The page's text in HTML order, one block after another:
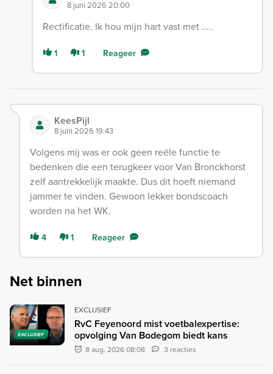
8 juni 2026 20:00
Rectificatie. Ik hou mijn hart vast met …..
1 1 Reageer
KeesPijl
8 juni 2026 19:43
Volgens mij was er ook geen reële functie te
bedenken die een terugkeer voor Van Bronckhorst
zelf aantrekkelijk maakte. Dus dit hoeft niemand
jammer te vinden. Gewoon lekker bondscoach
worden na het WK.
4 1 Reageer
Net binnen
EXCLUSIEF
EXCLUSIEF
RvC Feyenoord mist voetbalexpertise:
opvolging Van Bodegom biedt kans
8 aug. 2026 08:08 3 reacties